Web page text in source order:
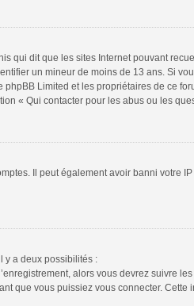
qui dit que les sites Internet pouvant
un mineur de moins de 13 ans. Si
Limited et les propriétaires de ce
« Qui contacter pour les abus ou les
Il peut également avoir banni votre
y a deux possibilités :
alors vous devrez suivre
que vous puissiez vous connecter.